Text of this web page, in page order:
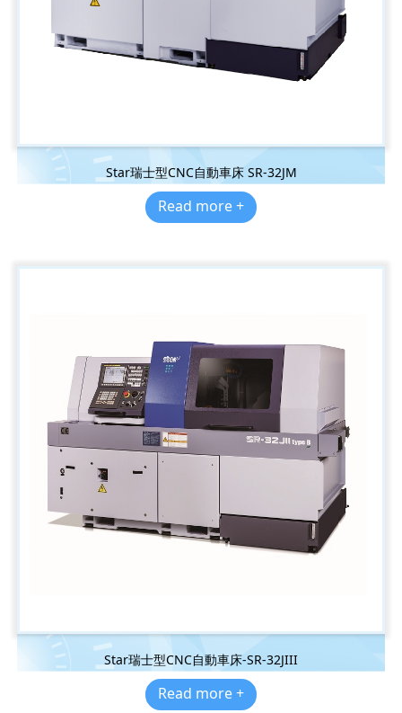
Star瑞士型CNC自動車床 SR-32JM
Read more +
Star瑞士型CNC自動車床-SR-32JIII
Read more +